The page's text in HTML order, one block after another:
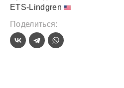
ETS-Lindgren
Поделиться: